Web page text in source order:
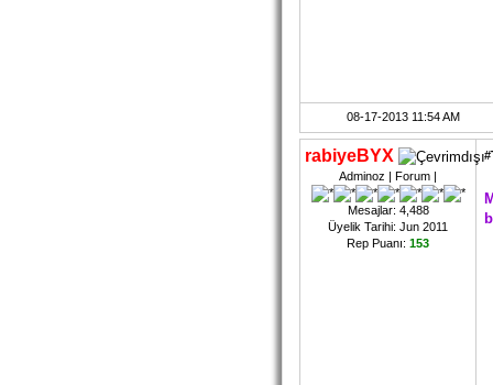
08-17-2013 11:54 AM
rabiyeBYX
Adminoz | Forum |
Mesajlar: 4,488
Üyelik Tarihi: Jun 2011
Rep Puanı: 153